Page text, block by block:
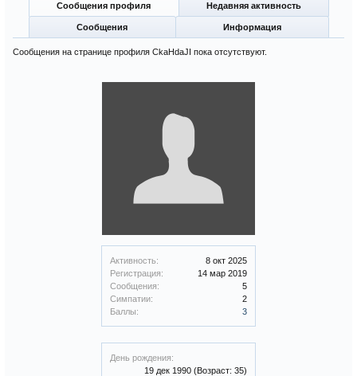
Активность:
8 окт 2025
Регистрация:
14 мар 2019
Сообщения:
5
Симпатии:
2
Баллы:
3
День рождения:
19 дек 1990 (Возраст: 35)
Сообщения профиля Недавняя активность
Сообщения Информация
Сообщения на странице профиля CkaHdaJI пока отсутствуют.